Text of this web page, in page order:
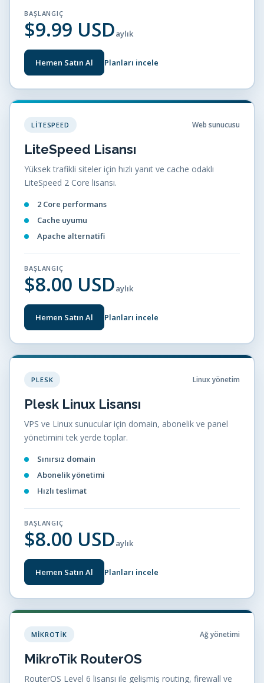
BAŞLANGIÇ
$9.99 USDaylık
Hemen Satın Al Planları incele
LITESPEED Web sunucusu
LiteSpeed Lisansı
Yüksek trafikli siteler için hızlı yanıt ve cache odaklı
LiteSpeed 2 Core lisansı.
2 Core performans
Cache uyumu
Apache alternatifi
BAŞLANGIÇ
$8.00 USDaylık
Hemen Satın Al Planları incele
PLESK Linux yönetim
Plesk Linux Lisansı
VPS ve Linux sunucular için domain, abonelik ve panel
yönetimini tek yerde toplar.
Sınırsız domain
Abonelik yönetimi
Hızlı teslimat
BAŞLANGIÇ
$8.00 USDaylık
Hemen Satın Al Planları incele
MIKROTIK Ağ yönetimi
MikroTik RouterOS
RouterOS Level 6 lisansı ile gelişmiş routing, firewall ve